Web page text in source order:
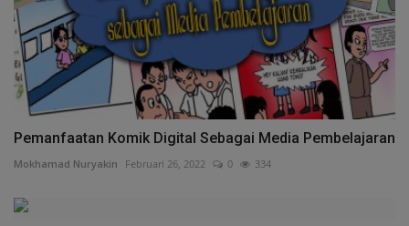
Pemanfaatan Komik Digital Sebagai Media Pembelajaran
Mokhamad Nuryakin Februari 26, 2022 0 334